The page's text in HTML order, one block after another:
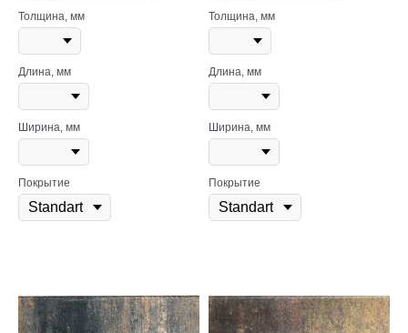
Толщина, мм
Длина, мм
Ширина, мм
Покрытие
Толщина, мм
Длина, мм
Ширина, мм
Покрытие